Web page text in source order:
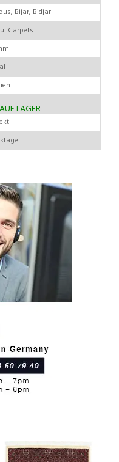
Bijar, Bidjar
Carpets
AUF LAGER